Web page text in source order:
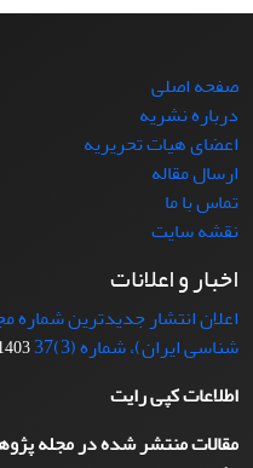
صفحه اصلی
درباره نشریه
اعضای هیات تحریریه
ارسال مقاله
تماس با ما
نقشه سایت
اخبار و اعلانات
اعلان انتشار جدیدترین
شناسی ایران)، شماره (3)37
09-04
اطلاعات کپی رایت
مقالات منتشر شده در مجله